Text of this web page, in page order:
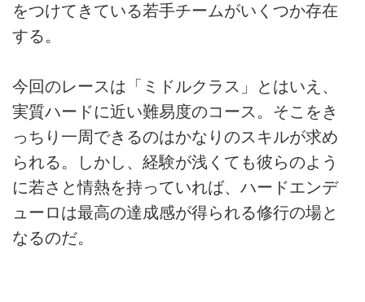
をつけてきている若手チームがいくつか存在
する。
今回のレースは「ミドルクラス」とはいえ、
実質ハードに近い難易度のコース。そこをき
っちり一周できるのはかなりのスキルが求め
られる。しかし、経験が浅くても彼らのよう
に若さと情熱を持っていれば、ハードエンデ
ューロは最高の達成感が得られる修行の場と
なるのだ。